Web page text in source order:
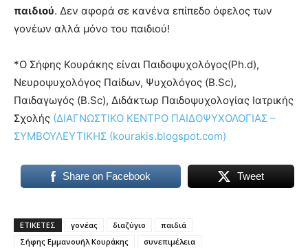
παιδιού. Δεν αφορά σε κανένα επίπεδο όφελος των
γονέων αλλά μόνο του παιδιού!
*Ο Σήφης Κουράκης είναι Παιδοψυχολόγος(Ph.d),
Νευροψυχολόγος Παίδων, Ψυχολόγος (B.Sc),
Παιδαγωγός (B.Sc), Διδάκτωρ Παιδοψυχολογίας Ιατρικής
Σχολής (ΔΙΑΓΝΩΣΤΙΚΟ ΚΕΝΤΡΟ ΠΑΙΔΟΨΥΧΟΛΟΓΙΑΣ –
ΣΥΜΒΟΥΛΕΥΤΙΚΗΣ (kourakis.blogspot.com)
Share on Facebook Tweet
ΕΤΙΚΕΤΕΣ γονέας διαζύγιο
παιδιά
Σήφης Εμμανουήλ Κουράκης
συνεπιμέλεια